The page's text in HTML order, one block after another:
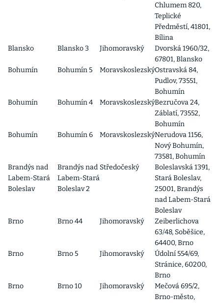
Chlumem 820,
Teplické
Předměstí, 41801,
Bílina
Blansko
Blansko 3 Jihomoravský
Dvorská 1960/32,
67801, Blansko
Bohumín
Bohumín 5 MoravskoslezskýOstravská 84,
Pudlov, 73551,
Bohumín
Bohumín
Bohumín 4 MoravskoslezskýBezručova 24,
Záblatí, 73552,
Bohumín
Bohumín
Bohumín 6 MoravskoslezskýNerudova 1156,
Nový Bohumín,
73581, Bohumín
Brandýs nad
Labem-Stará
Boleslav
Brandýs nad
Labem-Stará
Boleslav 2
Středočeský
Boleslavská 1391,
Stará Boleslav,
25001, Brandýs
nad Labem-Stará
Boleslav
Brno
Brno 44 Jihomoravský
Zeiberlichova
63/48, Soběšice,
64400, Brno
Brno
Brno 5 Jihomoravský
Údolní 554/69,
Stránice, 60200,
Brno
Brno
Brno 10 Jihomoravský
Mečová 695/2,
Brno-město,